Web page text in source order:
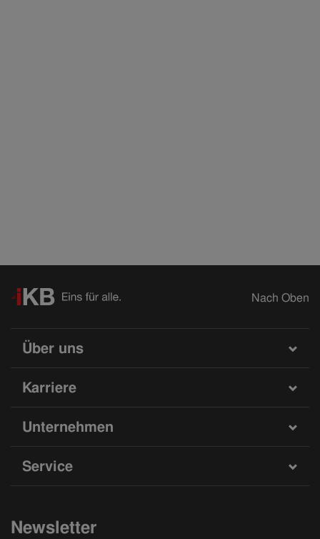
Nach Oben
Über uns
Karriere
Unternehmen
Service
Newsletter